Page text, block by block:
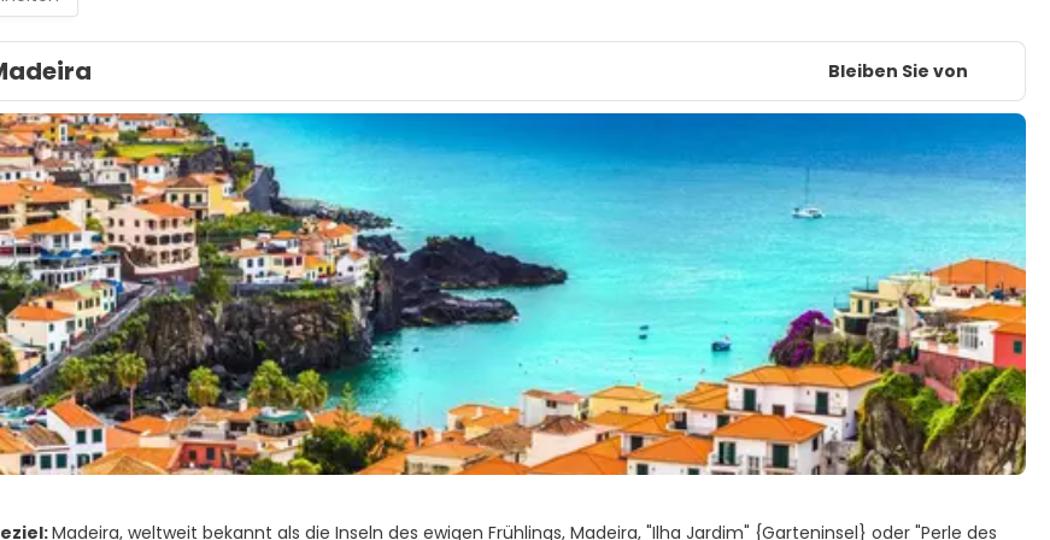
Bleiben Sie von
Madeira, weltweit bekannt als die Inseln des ewigen Frühlings, Madeira, "Ilha Jardim" {Garteninsel} oder "Perle des